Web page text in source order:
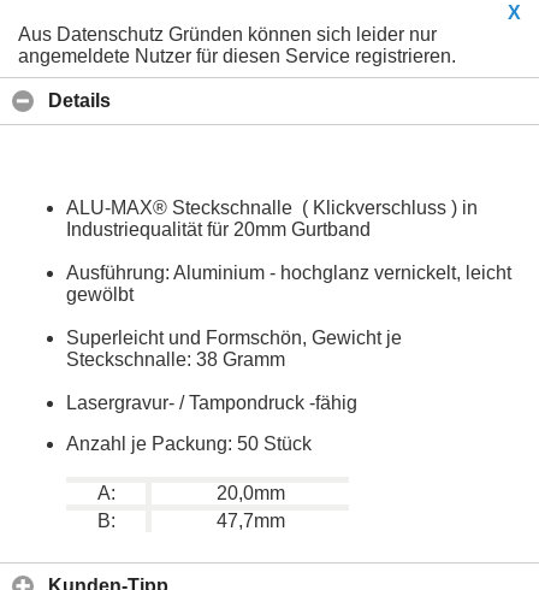
X
Aus Datenschutz Gründen können sich leider nur
angemeldete Nutzer für diesen Service registrieren.
Details
ALU-MAX® Steckschnalle ( Klickverschluss ) in
Industriequalität für 20mm Gurtband
Ausführung: Aluminium - hochglanz vernickelt, leicht
gewölbt
Superleicht und Formschön, Gewicht je
Steckschnalle: 38 Gramm
Lasergravur- / Tampondruck -fähig
Anzahl je Packung: 50 Stück
A:
20,0mm
B:
47,7mm